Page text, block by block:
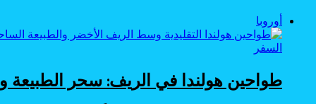
أوروبا
السفر
طواحين هولندا في الريف: سحر الطبيعة